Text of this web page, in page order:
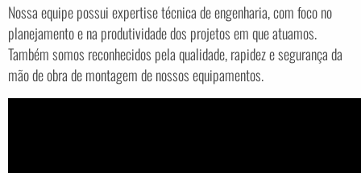
Nossa equipe possui expertise técnica de engenharia, com foco no
planejamento e na produtividade dos projetos em que atuamos.
Também somos reconhecidos pela qualidade, rapidez e segurança da
mão de obra de montagem de nossos equipamentos.